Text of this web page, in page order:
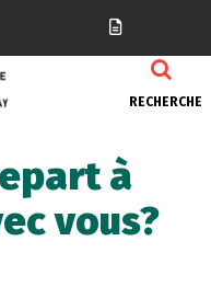
RECHERCHE
à
vous?